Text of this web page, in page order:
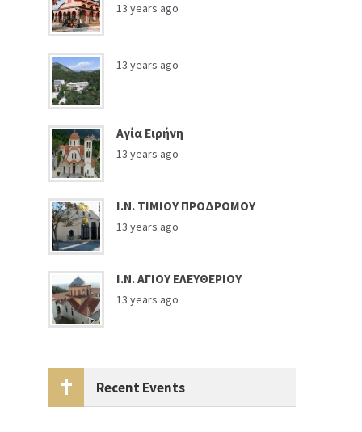
13 years ago
13 years ago
Αγία Ειρήνη
13 years ago
Ι.Ν. ΤΙΜΙΟΥ ΠΡΟΔΡΟΜΟΥ
13 years ago
Ι.Ν. ΑΓΙΟΥ ΕΛΕΥΘΕΡΙΟΥ
13 years ago
Recent Events